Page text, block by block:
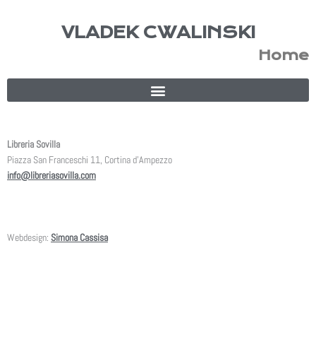
VLADEK CWALINSKI
Home
Libreria Sovilla
Piazza San Franceschi 11, Cortina d’Ampezzo
info@libreriasovilla.com
Webdesign: Simona Cassisa